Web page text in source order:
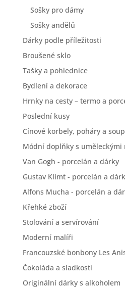
Sošky pro dámy
Sošky andělů
Dárky podle příležitosti
Broušené sklo
Tašky a pohlednice
Bydlení a dekorace
Hrnky na cesty – termo a
Poslední kusy
Cínové korbely, poháry a
Módní doplňky s uměleckými
Van Gogh - porcelán a dárky
Gustav Klimt - porcelán a
Alfons Mucha - porcelán a
Křehké zboží
Stolování a servírování
Moderní malíři
Francouzské bonbony Les
Čokoláda a sladkosti
Originální dárky s alkoholem